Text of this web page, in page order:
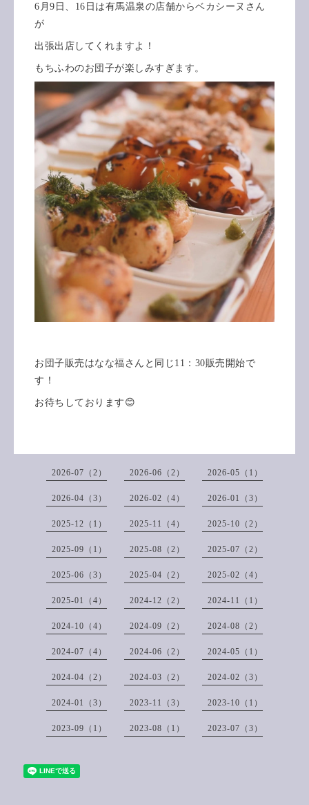
6月9日、16日は有馬温泉の店舗からベカシーヌさん
が
出張出店してくれますよ！
もちふわのお団子が楽しみすぎます。
お団子販売はなな福さんと同じ11：30販売開始で
す！
お待ちしております😊
2026-07（2） 2026-06（2） 2026-05（1）
2026-04（3） 2026-02（4） 2026-01（3）
2025-12（1） 2025-11（4） 2025-10（2）
2025-09（1） 2025-08（2） 2025-07（2）
2025-06（3） 2025-04（2） 2025-02（4）
2025-01（4） 2024-12（2） 2024-11（1）
2024-10（4） 2024-09（2） 2024-08（2）
2024-07（4） 2024-06（2） 2024-05（1）
2024-04（2） 2024-03（2） 2024-02（3）
2024-01（3） 2023-11（3） 2023-10（1）
2023-09（1） 2023-08（1） 2023-07（3）